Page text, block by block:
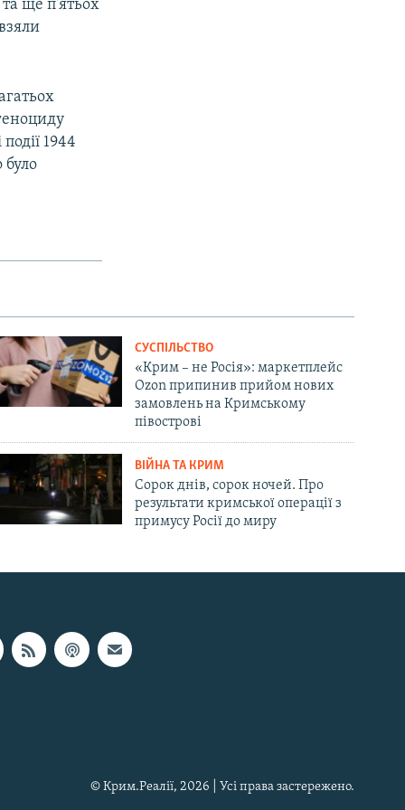
та ще п'ятьох
1944
було
СУСПІЛЬСТВО
«Крим – не Росія»: маркетплейс
Ozon припинив прийом нових
замовлень на Кримському
півострові
ВІЙНА ТА КРИМ
Сорок днів, сорок ночей. Про
результати кримської операції з
примусу Росії до миру
© Крим.Реалії, 2026 | Усі права застережено.